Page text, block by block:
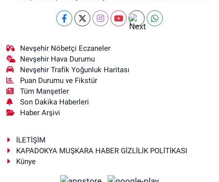
Nevşehir Nöbetçi Eczaneler
Nevşehir Hava Durumu
Nevşehir Trafik Yoğunluk Haritası
Puan Durumu ve Fikstür
Tüm Manşetler
Son Dakika Haberleri
Haber Arşivi
İLETİŞİM
KAPADOKYA MUŞKARA HABER GİZLİLİK POLİTİKASI
Künye